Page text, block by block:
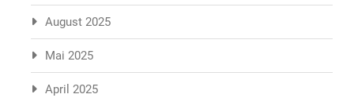
August 2025
Mai 2025
April 2025